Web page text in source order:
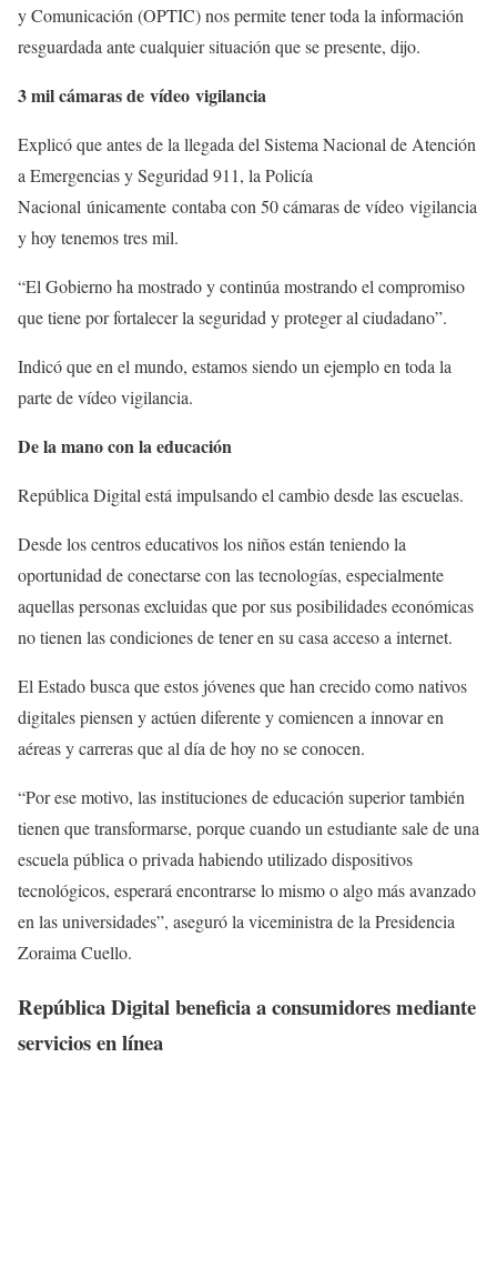
y Comunicación (OPTIC) nos permite tener toda la información
resguardada ante cualquier situación que se presente, dijo.
3 mil cámaras de vídeo vigilancia
Explicó que antes de la llegada del Sistema Nacional de Atención
a Emergencias y Seguridad 911, la Policía
Nacional únicamente contaba con 50 cámaras de vídeo vigilancia
y hoy tenemos tres mil.
“El Gobierno ha mostrado y continúa mostrando el compromiso
que tiene por fortalecer la seguridad y proteger al ciudadano”.
Indicó que en el mundo, estamos siendo un ejemplo en toda la
parte de vídeo vigilancia.
De la mano con la educación
República Digital está impulsando el cambio desde las escuelas.
Desde los centros educativos los niños están teniendo la
oportunidad de conectarse con las tecnologías, especialmente
aquellas personas excluidas que por sus posibilidades económicas
no tienen las condiciones de tener en su casa acceso a internet.
El Estado busca que estos jóvenes que han crecido como nativos
digitales piensen y actúen diferente y comiencen a innovar en
aéreas y carreras que al día de hoy no se conocen.
“Por ese motivo, las instituciones de educación superior también
tienen que transformarse, porque cuando un estudiante sale de una
escuela pública o privada habiendo utilizado dispositivos
tecnológicos, esperará encontrarse lo mismo o algo más avanzado
en las universidades”, aseguró la viceministra de la Presidencia
Zoraima Cuello.
República Digital beneficia a consumidores mediante
servicios en línea